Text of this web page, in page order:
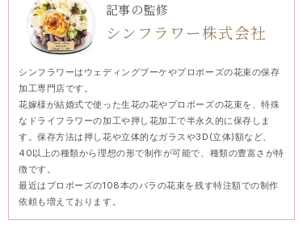
記事の監修
シンフラワー株式会社
シンフラワーはウェディングブーケやプロポーズの花束の保存
加工専門店です。
花嫁様が結婚式で使った生花の花やプロポーズの花束を、特殊
なドライフラワーの加工や押し花加工で半永久的に保存しま
す。保存方法は押し花や立体的なガラスや3D(立体)額など、
40以上の種類から理想の形で制作が可能で、種類の豊富さが特
徴です。
最近はプロポーズの108本のバラの花束を残す特注額での制作
依頼も増えております。